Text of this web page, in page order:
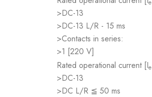
e
>DC-13
>DC-13 L/R - 15 ms
>Contacts in series:
>1 [220 V]
Rated operational current [Ie
>DC-13
>DC L/R ≦ 50 ms